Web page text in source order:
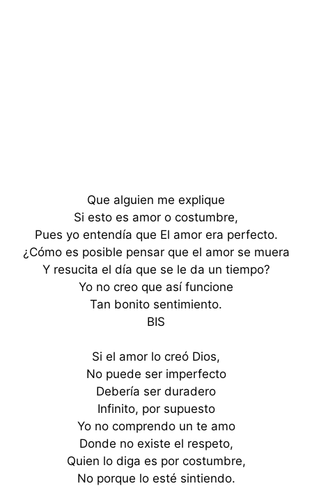
Que alguien me explique
Si esto es amor o costumbre,
Pues yo entendía que El amor era perfecto.
¿Cómo es posible pensar que el amor se muera
Y resucita el día que se le da un tiempo?
Yo no creo que así funcione
Tan bonito sentimiento.
BIS
Si el amor lo creó Dios,
No puede ser imperfecto
Debería ser duradero
Infinito, por supuesto
Yo no comprendo un te amo
Donde no existe el respeto,
Quien lo diga es por costumbre,
No porque lo esté sintiendo.